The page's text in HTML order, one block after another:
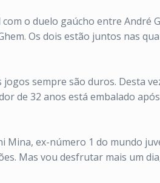
o duelo gaúcho entre André
Os dois estão juntos nas
sempre são duros. Desta
de 32 anos está embalado
ex-número 1 do mundo
Mas vou desfrutar mais um